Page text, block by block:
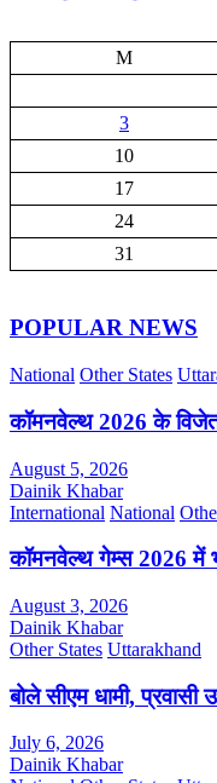
M
3
10
17
24
31
POPULAR NEWS
National Other States
कॉमनवेल्थ 2026 के
August 5, 2026
Dainik Khabar
International National
कॉमनवेल्थ गेम्स 2026 में
August 3, 2026
Dainik Khabar
Other States Uttarakhand
बोले सीएम धामी,
July 6, 2026
Dainik Khabar